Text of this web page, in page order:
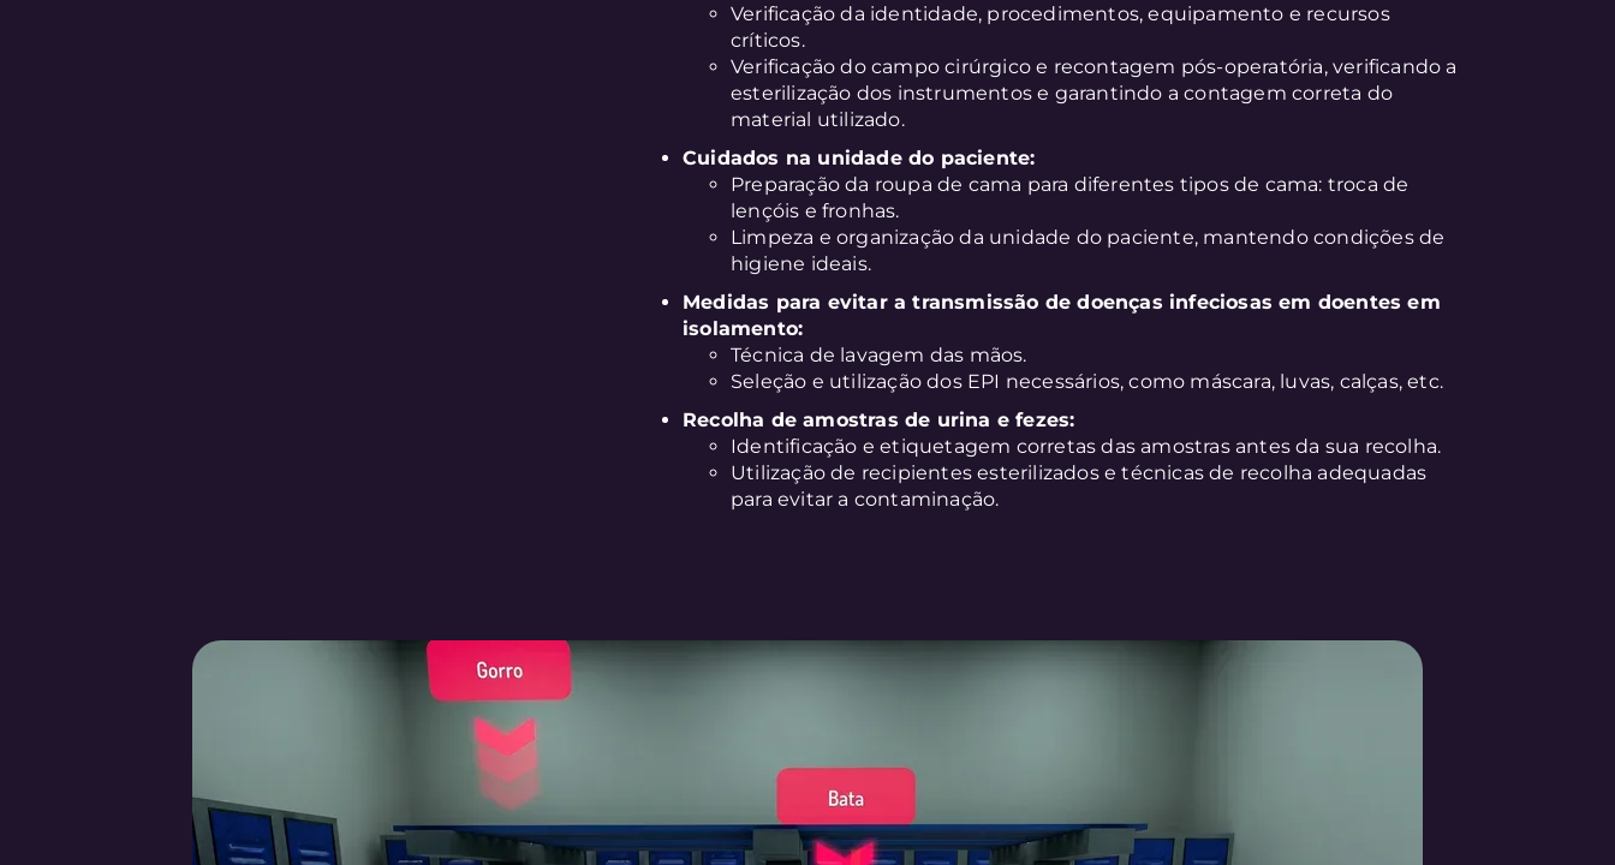
Verificação da identidade, procedimentos, equipamento e recursos
críticos.
Verificação do campo cirúrgico e recontagem pós-operatória, verificando a
esterilização dos instrumentos e garantindo a contagem correta do
material utilizado.
Cuidados na unidade do paciente:
Preparação da roupa de cama para diferentes tipos de cama: troca de
lençóis e fronhas.
Limpeza e organização da unidade do paciente, mantendo condições de
higiene ideais.
Medidas para evitar a transmissão de doenças infeciosas em doentes em
isolamento:
Técnica de lavagem das mãos.
Seleção e utilização dos EPI necessários, como máscara, luvas, calças, etc.
Recolha de amostras de urina e fezes:
Identificação e etiquetagem corretas das amostras antes da sua recolha.
Utilização de recipientes esterilizados e técnicas de recolha adequadas
para evitar a contaminação.